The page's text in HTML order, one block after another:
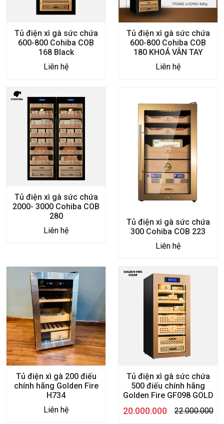
Tủ điện xì gà sức chứa
600-800 Cohiba COB
168 Black
Liên hệ
Tủ điện xì gà sức chứa
600-800 Cohiba COB
180 KHOÁ VÂN TAY
Liên hệ
Tủ điện xì gà sức chứa
2000- 3000 Cohiba COB
280
Liên hệ
Tủ điện xì gà sức chứa
300 Cohiba COB 223
Liên hệ
Tủ điện xì gà 200 điếu
chính hãng Golden Fire
H734
Liên hệ
Tủ điện xì gà sức chứa
500 điếu chính hãng
Golden Fire GF098 GOLD
20.000.000 22.000.000